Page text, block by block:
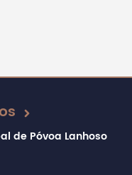
07/2018
de Póvoa Lanhoso